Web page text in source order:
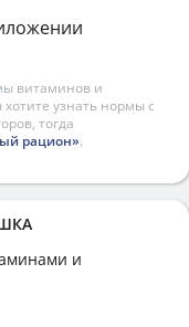
витаминов и
узнать нормы с
тогда
рацион».
и